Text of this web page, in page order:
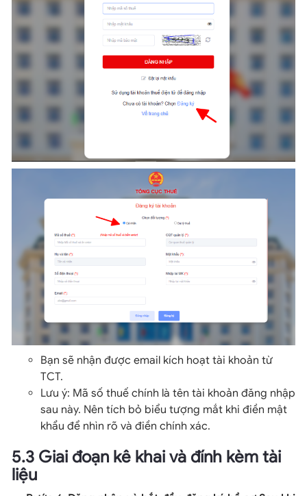
Bạn sẽ nhận được email kích hoạt tài khoản từ
TCT.
Lưu ý: Mã số thuế chính là tên tài khoản đăng nhập
sau này. Nên tích bỏ biểu tượng mắt khi điền mật
khẩu để nhìn rõ và điền chính xác.
5.3 Giai đoạn kê khai và đính kèm tài
liệu